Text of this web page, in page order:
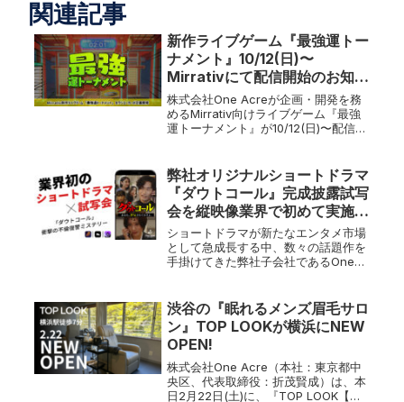
関連記事
新作ライブゲーム『最強運トー
ナメント』10/12(日)〜
Mirrativにて配信開始のお知ら
せ
株式会社One Acreが企画・開発を務
めるMirrativ向けライブゲーム『最強
運トーナメント』が10/12(日)〜配信を
役：折茂 賢成、以下「One Acre」）
が企画...
弊社オリジナルショートドラマ
『ダウトコール』完成披露試写
会を縦映像業界で初めて実施い
たしました。
ショートドラマが新たなエンタメ市場
として急成長する中、数々の話題作を
手掛けてきた弊社子会社であるOne
ナイテッド・シネマアクアシティお台
場にて、縦型...
渋谷の『眠れるメンズ眉毛サロ
ン』TOP LOOKが横浜にNEW
OPEN!
株式会社One Acre（本社：東京都中
央区、代表取締役：折茂賢成）は、本
日2月22日(土)に、『TOP LOOK【ト